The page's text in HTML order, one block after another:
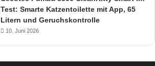
Test: Smarte Katzentoilette mit App, 65
Litern und Geruchskontrolle
10. Juni 2026